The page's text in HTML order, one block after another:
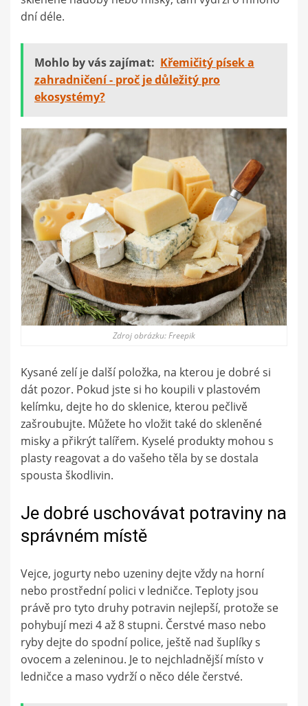
dní déle.
Mohlo by vás zajímat: Křemičitý písek a
zahradničení - proč je důležitý pro
ekosystémy?
Zdroj obrázku: Freepik
Kysané zelí je další položka, na kterou je dobré si
dát pozor. Pokud jste si ho koupili v plastovém
kelímku, dejte ho do sklenice, kterou pečlivě
zašroubujte. Můžete ho vložit také do skleněné
misky a přikrýt talířem. Kyselé produkty mohou s
plasty reagovat a do vašeho těla by se dostala
spousta škodlivin.
Je dobré uschovávat potraviny na
správném místě
Vejce, jogurty nebo uzeniny dejte vždy na horní
nebo prostřední polici v ledničce. Teploty jsou
právě pro tyto druhy potravin nejlepší, protože se
pohybují mezi 4 až 8 stupni. Čerstvé maso nebo
ryby dejte do spodní police, ještě nad šuplíky s
ovocem a zeleninou. Je to nejchladnější místo v
ledničce a maso vydrží o něco déle čerstvé.